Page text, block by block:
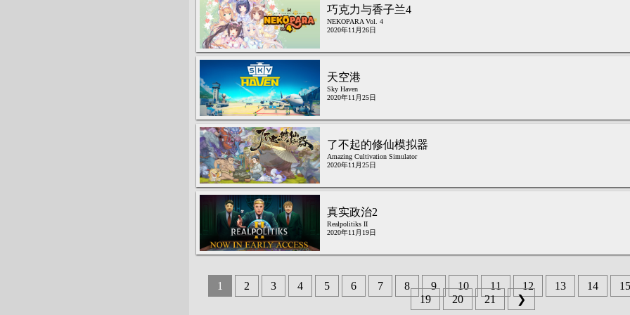
巧克力与香子兰4
NEKOPARA Vol. 4
2020年11月26日
天空港
Sky Haven
2020年11月25日
了不起的修仙模拟器
Amazing Cultivation Simulator
2020年11月25日
真实政治2
Realpolitiks II
2020年11月19日
1 2 3 4 5 6 7 8 9 10 11 12 13 14 15
19
20 21 ❯